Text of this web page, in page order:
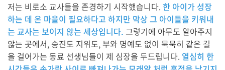
저는 비로소 교사들을 존경하기 시작했습니다. 한 아이가 성장
하는 데 온 마을이 필요하다고 하지만 막상 그 아이들을 키워내
는 교사는 보이지 않는 세상입니다. 그렇기에 아무도 알아주지
않는 곳에서, 승진도 지위도, 부와 명예도 없이 묵묵히 같은 길
을 걸어가는 동료 선생님들이 제 심장을 두드립니다. 열심히 한